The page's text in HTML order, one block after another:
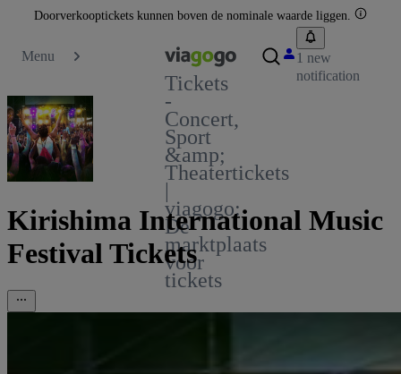
Doorverkooptickets kunnen boven de nominale waarde liggen.
Menu
Tickets
-
Concert,
Sport
&amp;
Theatertickets
|
viagogo:
De
marktplaats
voor
tickets
1 new
notification
Kirishima International Music
Festival Tickets